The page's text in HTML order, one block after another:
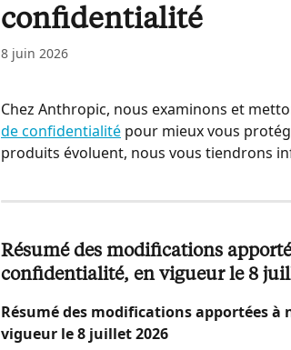
confidentialité
8 juin 2026
Chez Anthropic, nous examinons et
de confidentialité pour mieux vous
produits évoluent, nous vous tiendrons
Résumé des modifications
confidentialité, en vigueur le 8
Résumé des modifications apportées
vigueur le 8 juillet 2026